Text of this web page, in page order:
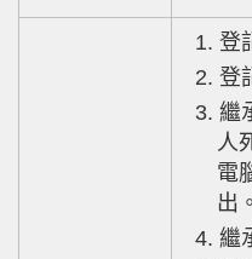
1.
2.
3. 繼承人現在戶籍謄本及被繼承
人
電
出。
4.